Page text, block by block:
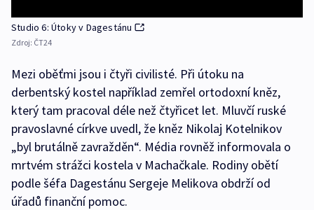
Studio 6: Útoky v Dagestánu
Zdroj: ČT24
Mezi oběťmi jsou i čtyři civilisté. Při útoku na
derbentský kostel například zemřel ortodoxní kněz,
který tam pracoval déle než čtyřicet let. Mluvčí ruské
pravoslavné církve uvedl, že kněz Nikolaj Kotelnikov
„byl brutálně zavražděn“. Média rovněž informovala o
mrtvém strážci kostela v Machačkale. Rodiny obětí
podle šéfa Dagestánu Sergeje Melikova obdrží od
úřadů finanční pomoc.